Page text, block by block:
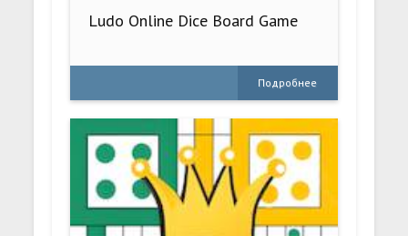
Ludo Online Dice Board Game
Подробнее